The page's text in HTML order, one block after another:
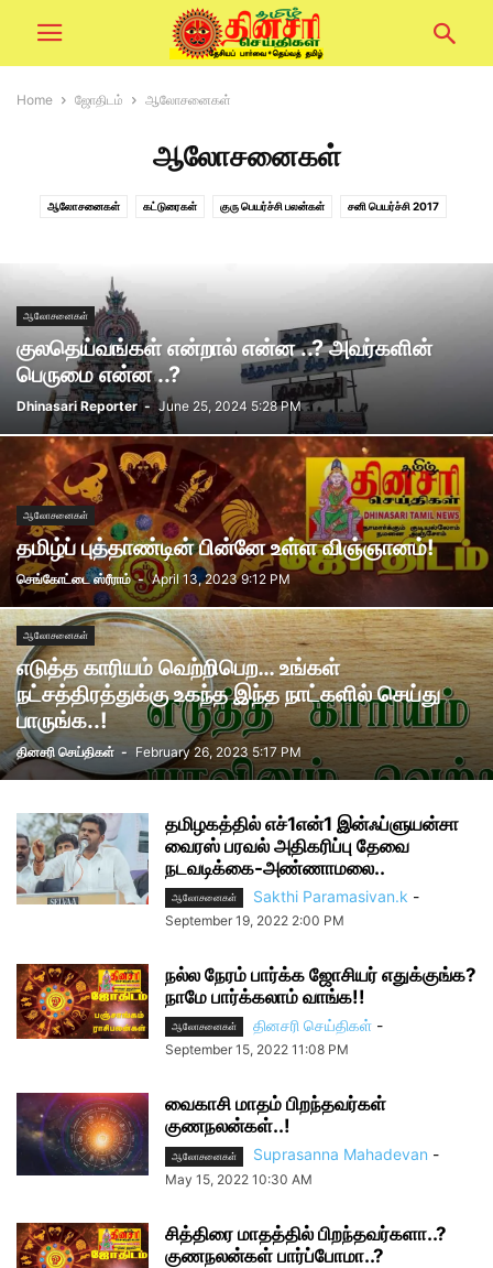
Home ஜோதிடம் ஆலோசனைகள்
ஆலோசனைகள்
ஆலோசனைகள் கட்டுரைகள் குரு பெயர்ச்சி பலன்கள் சனி பெயர்ச்சி 2017
ஆலோசனைகள்
குலதெய்வங்கள் என்றால் என்ன ..? அவர்களின்
பெருமை என்ன ..?
Dhinasari Reporter - June 25, 2024 5:28 PM
ஆலோசனைகள்
தமிழ்ப் புத்தாண்டின் பின்னே உள்ள விஞ்ஞானம்!
செங்கோட்டை ஸ்ரீராம் - April 13, 2023 9:12 PM
ஆலோசனைகள்
எடுத்த காரியம் வெற்றிபெற… உங்கள்
நட்சத்திரத்துக்கு உகந்த இந்த நாட்களில் செய்து
பாருங்க..!
தினசரி செய்திகள் - February 26, 2023 5:17 PM
தமிழகத்தில் எச்1என்1 இன்ஃப்ளுயன்சா
வைரஸ் பரவல் அதிகரிப்பு தேவை
நடவடிக்கை-அண்ணாமலை..
ஆலோசனைகள் Sakthi Paramasivan.k -
September 19, 2022 2:00 PM
நல்ல நேரம் பார்க்க ஜோசியர் எதுக்குங்க?
நாமே பார்க்கலாம் வாங்க!!
ஆலோசனைகள் தினசரி செய்திகள் -
September 15, 2022 11:08 PM
வைகாசி மாதம் பிறந்தவர்கள்
குணநலன்கள்..!
ஆலோசனைகள் Suprasanna Mahadevan -
May 15, 2022 10:30 AM
சித்திரை மாதத்தில் பிறந்தவர்களா..?
குணநலன்கள் பார்ப்போமா..?